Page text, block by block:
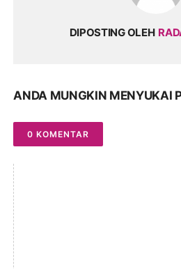
DIPOSTING OLEH
ANDA MUNGKIN MENYUKAI
0 KOMENTAR